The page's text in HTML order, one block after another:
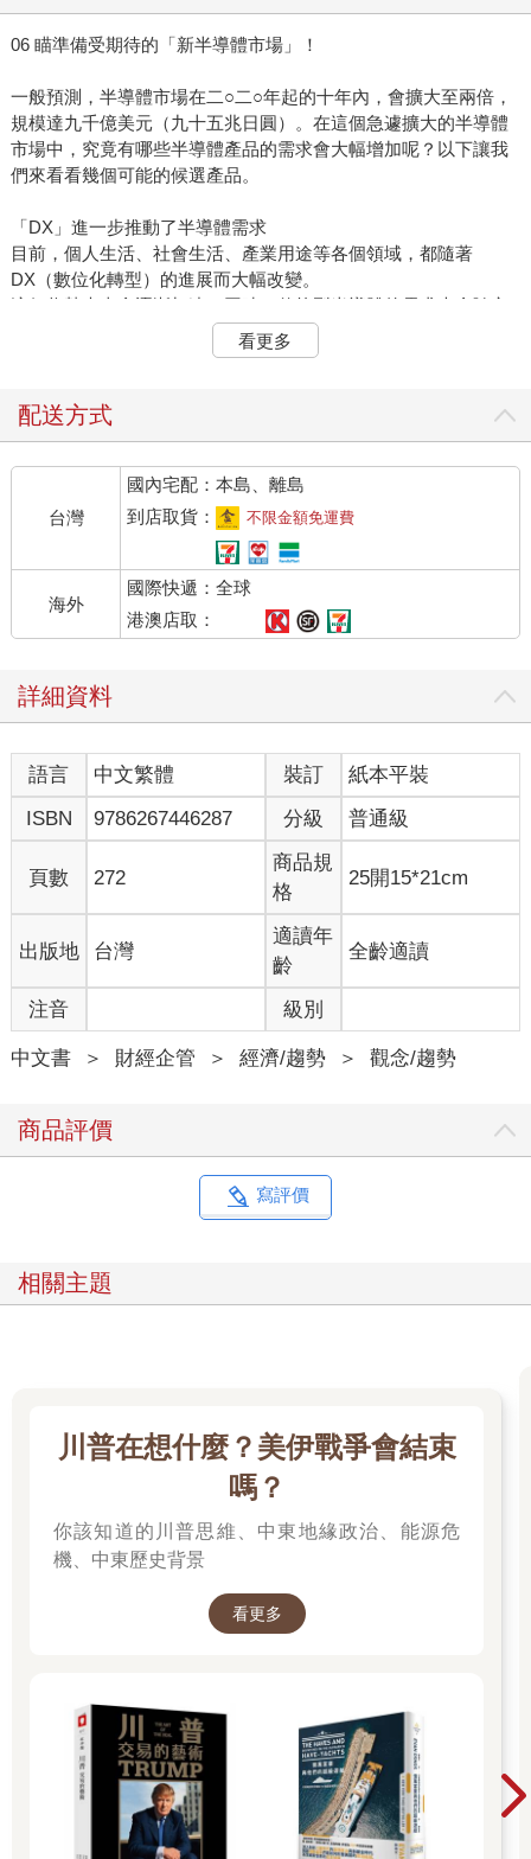
06 瞄準備受期待的「新半導體市場」！
一般預測，半導體市場在二○二○年起的十年內，會擴大至兩倍，
規模達九千億美元（九十五兆日圓）。在這個急遽擴大的半導體
市場中，究竟有哪些半導體產品的需求會大幅增加呢？以下讓我
們來看看幾個可能的候選產品。
「DX」進一步推動了半導體需求
目前，個人生活、社會生活、產業用途等各個領域，都隨著
DX（數位化轉型）的進展而大幅改變。
這個趨勢未來會逐漸加速。同時，傳統型半導體的需求也會隨之
增加。舉例來說，為了流通、處理、儲存更多資料，雲端設備與
資料中心所使用的現有半導體，或者是它們的進化版，需求想必
未來，隨著AR／VR技術的發展，人們得以體驗到與現實世界不
同的三維虛構空間，也就是所謂的「元宇宙」。元宇宙與現實空
間的融合，可以激發出各式各樣的火花，改變每個人的行動、思
考，以至於生活型態。而實現元宇宙的AR／VR技術，便須要融
合先進的半導體微小化技術，以及超高解析度的顯示技術，開發
出能將半導體與顯示器一體化的新型元件。
即時進行「自動駕駛」的條件
簡單的駕駛輔助，等級2為特定條件下的部分自動駕駛，等級3為
特定條件下的自動駕駛，等級4為特定條件下的完全自動駕駛，等
級5則是完全自動駕駛。
目前開發出來的自動駕駛車位於等級2到等級3之間。若要在未來
五到十年內，發展出等級3、4、5的自動駕駛車，就必須提升自動
駕駛的方便性、舒適性、安全性。自動駕駛車須在瞬息萬變的道
路環境中，即時蒐集、處理各式各樣的資訊，迅速做出最恰當的
判斷，反映在駕駛上。
為了做到這些，須建設5G（第五代行動通訊技術）或者效能更好
的B5G（beyond5G）等高速大容量通訊網，並提升各種感應器半
導體、資訊處理半導體的性能。
擴大中的「IoT技術」
未來，IoT（InternetofThings，物聯網）技術很可能會普及、擴張
到社會上的每個地方。
求想必也會跟著提升。為了蒐集、處理、保存大量資料，各家公
司不僅須擴充網路上的資料中心，還要設法增加邊緣運算，也就
緣）處理資訊，處理不完的資訊再上傳到網路上，以降低上位系
統的負荷，提升處理速度與處理效率。因此，新型半導體的需求
「AI」（人工智慧）需要高性能晶片
一九五六年起，人們開始認真研究AI，一開始的研究主題是「如
何以人工方式實現人類的智慧」。AI在一九七○年代出現第一次熱
潮，一九八○年代出現第二次熱潮，二○○六年以後至今則是第三
在這段期間內，AI有許多變革、改善、突破。現在提到AI時，會
分成不同層次討論。不同層次的AI，使用方法與概念也不一樣，
這裡的機器學習（machinelearning）是讓電腦經過「監督式」或
「非監督式」的機械式反覆學習，最後學會如何執行某種任務。
另一方面，深度學習（deeplearning）則是模仿人類神經網路的功
能，輸入大量資料，由機器自動定義資料的特徵，再依照這些特
徵自行做出判斷。也就是說，判斷基準（規則）並非由人類賦
予，而是由機器自行設定。因此，在許多深度學習的例子中，人
類並不曉得「為什麼機器會這樣判斷」。不過單從結果來看，有
看更多
配送方式
台灣
國內宅配：本島、離島
到店取貨：
不限金額免運費
海外
國際快遞：全球
港澳店取：
詳細資料
語言 中文繁體 裝訂
紙本平裝
ISBN
9786267446287 分級 普通級
頁數 272
商品規
格
25開15*21cm
出版地 台灣
適讀年
齡
全齡適讀
注音 級別
中文書 ＞ 財經企管 ＞ 經濟/趨勢 ＞ 觀念/趨勢
商品評價
寫評價
相關主題
川普在想什麼？美伊戰爭會結束
嗎？
你該知道的川普思維、中東地緣政治、能源危
機、中東歷史背景
看更多